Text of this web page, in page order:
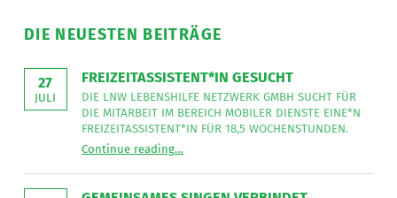
DIE NEUESTEN BEITRÄGE
27
JULI
FREIZEITASSISTENT*IN GESUCHT
DIE LNW LEBENSHILFE NETZWERK GMBH SUCHT FÜR
DIE MITARBEIT IM BEREICH MOBILER DIENSTE EINE*N
FREIZEITASSISTENT*IN FÜR 18,5 WOCHENSTUNDEN.
Continue readingDie
Lebenshilfe
…